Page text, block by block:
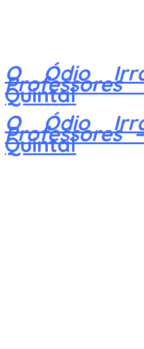
O Ódio
Professores|
Quintal
O Ódio
Professores
Quintal